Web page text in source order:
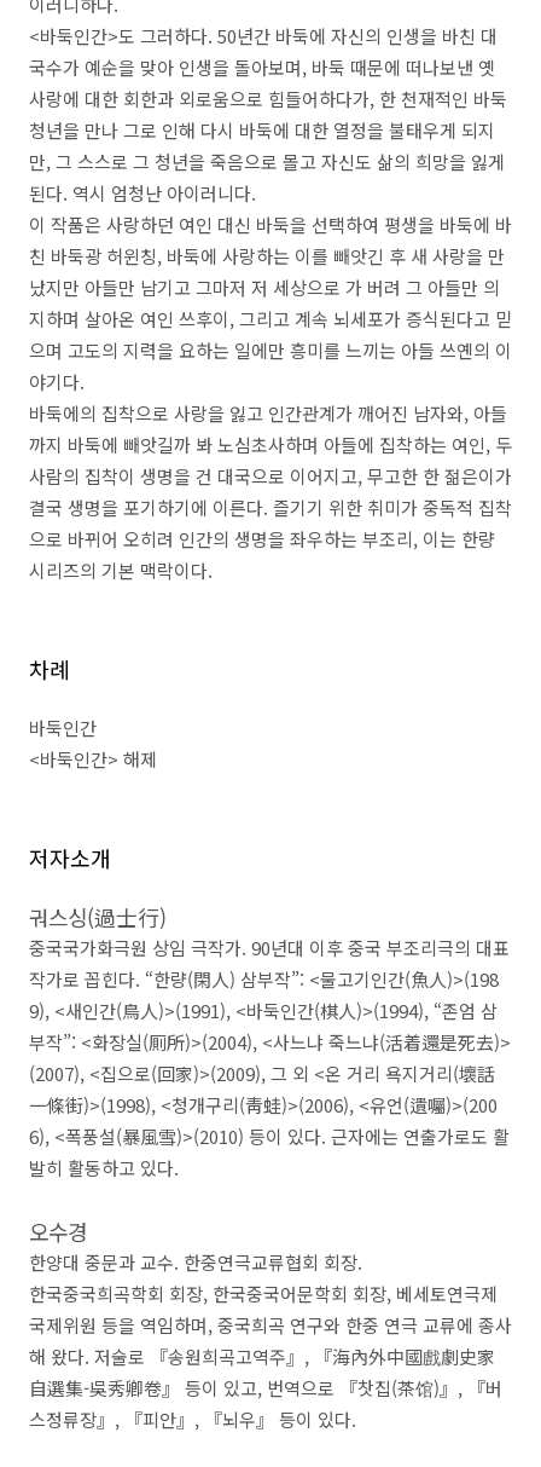
<바둑인간>도 그러하다. 50년간 바둑에 자신의 인생을 바친 대
국수가 예순을 맞아 인생을 돌아보며, 바둑 때문에 떠나보낸 옛
사랑에 대한 회한과 외로움으로 힘들어하다가, 한 천재적인 바둑
청년을 만나 그로 인해 다시 바둑에 대한 열정을 불태우게 되지
만,그 스스로 그 청년을 죽음으로 몰고 자신도 삶의 희망을 잃게
된다. 역시 엄청난 아이러니다.
이 작품은 사랑하던 여인 대신 바둑을 선택하여 평생을 바둑에 바
친 바둑광 허윈칭, 바둑에 사랑하는 이를 빼앗긴 후 새 사랑을 만
났지만 아들만 남기고 그마저 저 세상으로 가 버려 그 아들만 의
지하며 살아온 여인 쓰후이,그리고 계속 뇌세포가 증식된다고 믿
으며 고도의 지력을 요하는 일에만 흥미를 느끼는 아들 쓰옌의 이
야기다.
바둑에의 집착으로 사랑을 잃고 인간관계가 깨어진 남자와, 아들
까지 바둑에 빼앗길까 봐 노심초사하며 아들에 집착하는 여인, 두
사람의 집착이 생명을 건 대국으로 이어지고,무고한 한 젊은이가
결국 생명을 포기하기에 이른다. 즐기기 위한 취미가 중독적 집착
으로 바뀌어 오히려 인간의 생명을 좌우하는 부조리, 이는 한량
시리즈의 기본 맥락이다.
차례
바둑인간
<바둑인간> 해제
저자소개
궈스싱(過士行)
중국국가화극원 상임 극작가. 90년대 이후 중국 부조리극의 대표
작가로 꼽힌다. “한량(閑人) 삼부작”: <물고기인간(魚人)>(198
9), <새인간(鳥人)>(1991), <바둑인간(棋人)>(1994), “존엄 삼
부작”: <화장실(厠所)>(2004), <사느냐 죽느냐(活着還是死去)>
(2007), <집으로(回家)>(2009),그 외 <온 거리 욕지거리(壞話
一條街)>(1998), <청개구리(靑蛙)>(2006), <유언(遺囑)>(200
6), <폭풍설(暴風雪)>(2010) 등이 있다. 근자에는 연출가로도 활
발히 활동하고 있다.
오수경
한양대 중문과 교수. 한중연극교류협회 회장.
한국중국희곡학회 회장, 한국중국어문학회 회장, 베세토연극제
국제위원 등을 역임하며,중국희곡 연구와 한중 연극 교류에 종사
해 왔다. 저술로 『송원희곡고역주』 , 『海內外中國戲劇史家
自選集-吳秀卿卷』 등이 있고, 번역으로 『찻집(茶馆)』 , 『버
스정류장』 , 『피안』 , 『뇌우』 등이 있다.